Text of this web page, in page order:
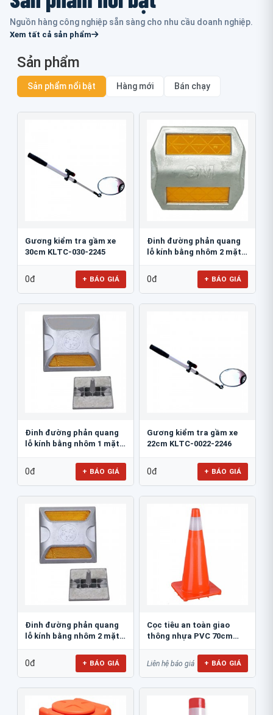
Nguồn hàng công nghiệp sẵn sàng cho nhu cầu doanh nghiệp.
Xem tất cả sản phẩm
Sản phẩm
Sản phẩm nổi bật Hàng mới Bán chạy
Gương kiểm tra gầm xe
30cm KLTC-030-2245
0đ + BÁO GIÁ
Đinh đường phản quang
lỗ kính bằng nhôm 2 mặt
0đ + BÁO GIÁ
Đinh đường phản quang
lỗ kính bằng nhôm 1 mặt
0đ + BÁO GIÁ
Gương kiểm tra gầm xe
22cm KLTC-0022-2246
0đ + BÁO GIÁ
Đinh đường phản quang
lỗ kính bằng nhôm 2 mặt
0đ + BÁO GIÁ
Cọc tiêu an toàn giao
thông nhựa PVC 70cm
Liên hệ báo giá + BÁO GIÁ